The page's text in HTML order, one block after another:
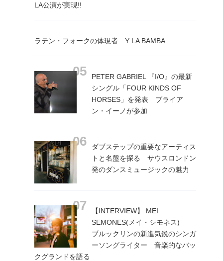
LA公演が実現!!
ラテン・フォークの体現者 Y LA BAMBA
PETER GABRIEL 『I/O』の最新
シングル「FOUR KINDS OF
HORSES」を発表 ブライア
ン・イーノが参加
ダブステップの重要なアーティス
トと名盤を探る サウスロンドン
発のダンスミュージックの魅力
【INTERVIEW】 MEI
SEMONES(メイ・シモネス)
ブルックリンの新進気鋭のシンガ
ーソングライター 音楽的なバッ
クグランドを語る